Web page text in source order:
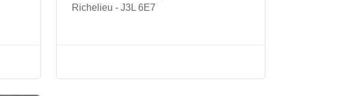
Richelieu -J3L 6E7